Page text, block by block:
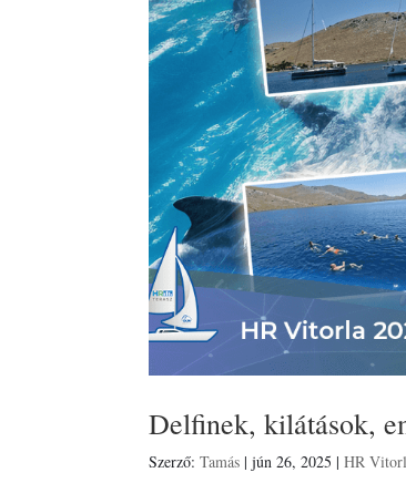
Delfinek, kilátások,
Szerző:Tamás |jún 26, 2025 |HR